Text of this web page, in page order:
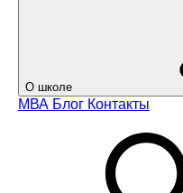
О школе
МВА Блог Контакты